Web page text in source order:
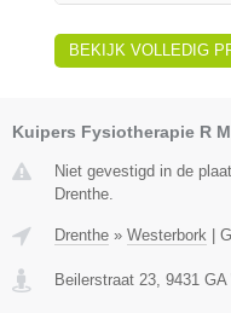
BEKIJK VOLLEDIG
Kuipers Fysiotherapie R M
Niet gevestigd in de
Drenthe.
Drenthe » Westerbork
Beilerstraat 23, 9431 GA